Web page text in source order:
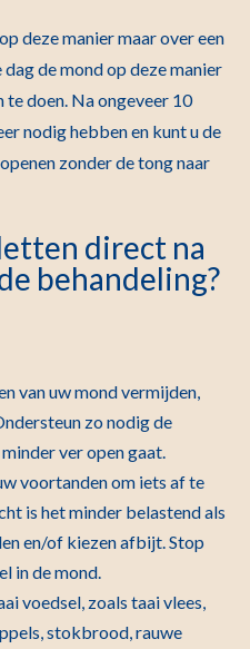
deze manier maar over een
de mond op deze manier
te doen. Na ongeveer 10
nodig hebben en kunt u de
zonder de tong naar
direct na
behandeling?
van uw mond vermijden,
zo nodig de
ver open gaat.
voortanden om iets af te
is het minder belastend als
en/of kiezen afbijt. Stop
in de mond.
voedsel, zoals taai vlees,
stokbrood, rauwe